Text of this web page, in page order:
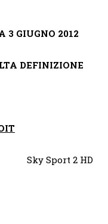
3 GIUGNO 2012
DEFINIZIONE
Sky Sport 2 HD